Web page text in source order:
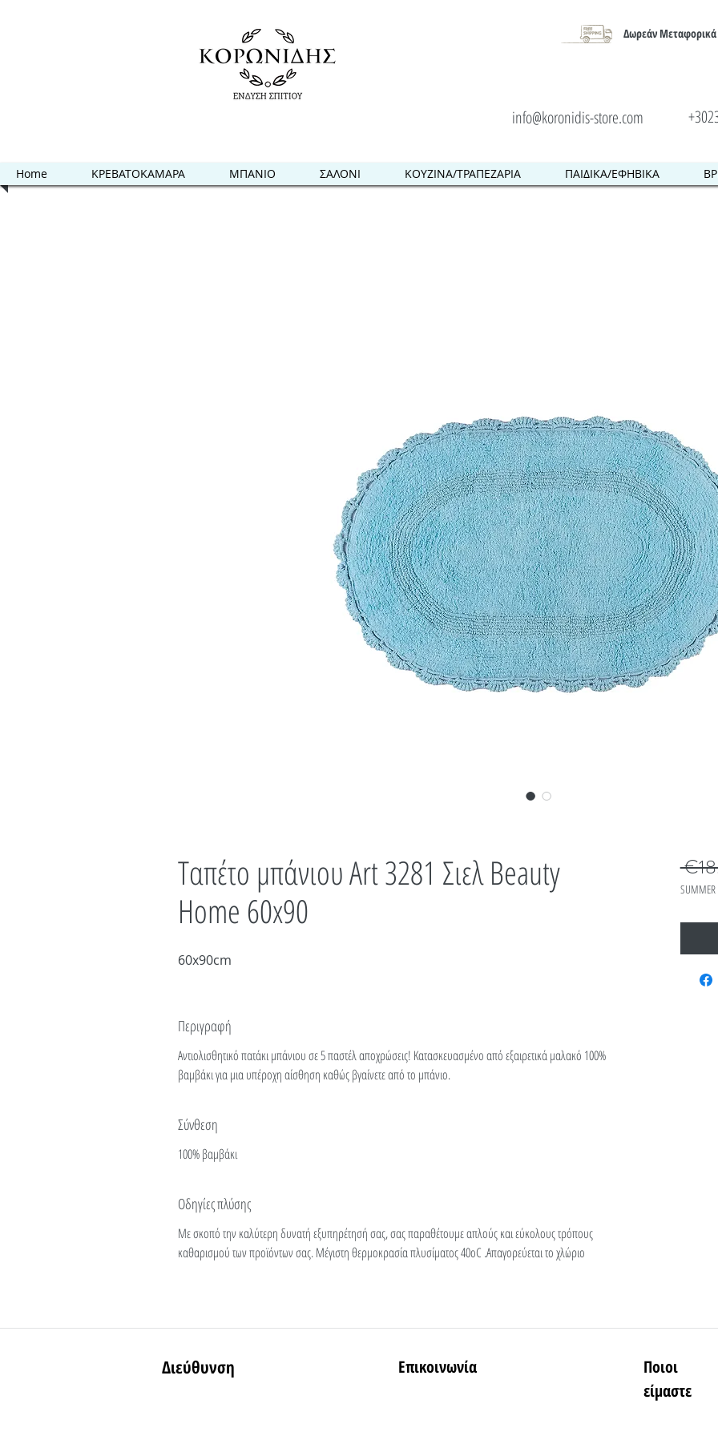
Δωρεάν Μεταφορικά
info@koronidis-store.com
Home ΚΡΕΒΑΤΟΚΑΜΑΡΑ ΜΠΑΝΙΟ ΣΑΛΟΝΙ ΚΟΥΖΙΝΑ/ΤΡΑΠΕΖΑΡΙΑ ΠΑΙΔΙΚΑ/ΕΦΗΒΙΚΑ
Ταπέτο μπάνιου Art 3281 Σιελ Beauty
Home 60x90
60x90cm
Περιγραφή
Αντιολισθητικό πατάκι μπάνιου σε 5 παστέλ αποχρώσεις! Κατασκευασμένο από εξαιρετικά μαλακό 100%
βαμβάκι για μια υπέροχη αίσθηση καθώς βγαίνετε από το μπάνιο.
Σύνθεση
100% βαμβάκι
Οδηγίες πλύσης
Με σκοπό την καλύτερη δυνατή εξυπηρέτησή σας, σας παραθέτουμε απλούς και εύκολους τρόπους
καθαρισμού των προϊόντων σας. Μέγιστη θερμοκρασία πλυσίματος 40οC .Απαγορεύεται το χλώριο
SUMMER
Διεύθυνση Επικοινωνία
Ποιοι
είμαστε